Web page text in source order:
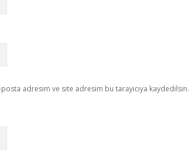
adresim ve site adresim bu tarayıcıya kaydedilsin.